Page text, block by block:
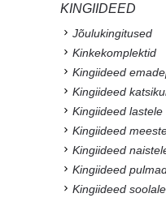
KINGIIDEED
Jõulukingitused
Kinkekomplektid
Kingiideed
Kingiideed
Kingiideed lastele
Kingiideed
Kingiideed
Kingiideed
Kingiideed